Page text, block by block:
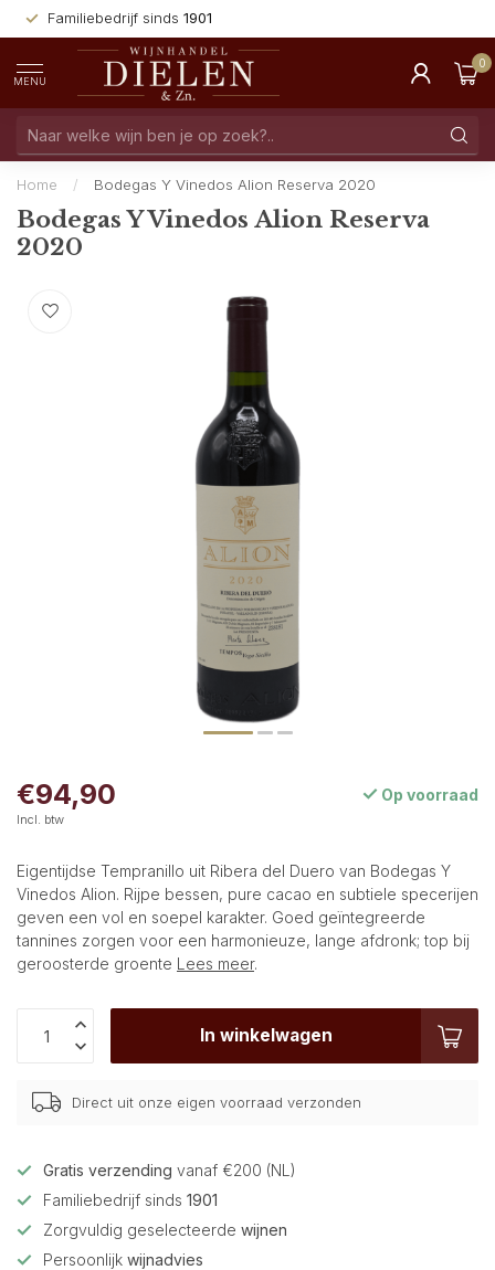
Familiebedrijf sinds 1901
MENU
0
Home / Bodegas Y Vinedos Alion Reserva 2020
Bodegas Y Vinedos Alion Reserva
2020
€94,90
Incl. btw
Op voorraad
Eigentijdse Tempranillo uit Ribera del Duero van Bodegas Y
Vinedos Alion. Rijpe bessen, pure cacao en subtiele specerijen
geven een vol en soepel karakter. Goed geïntegreerde
tannines zorgen voor een harmonieuze, lange afdronk; top bij
geroosterde groente Lees meer.
In winkelwagen
Direct uit onze eigen voorraad verzonden
Gratis verzending vanaf €200 (NL)
Familiebedrijf sinds 1901
Zorgvuldig geselecteerde wijnen
Persoonlijk wijnadvies